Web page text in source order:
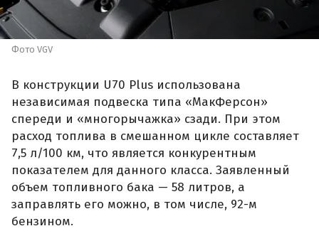
Фото VGV
В конструкции U70 Plus использована
независимая подвеска типа «МакФерсон»
спереди и «многорычажка» сзади. При этом
расход топлива в смешанном цикле составляет
7,5 л/100 км, что является конкурентным
показателем для данного класса. Заявленный
объем топливного бака — 58 литров, а
заправлять его можно, в том числе, 92-м
бензином.